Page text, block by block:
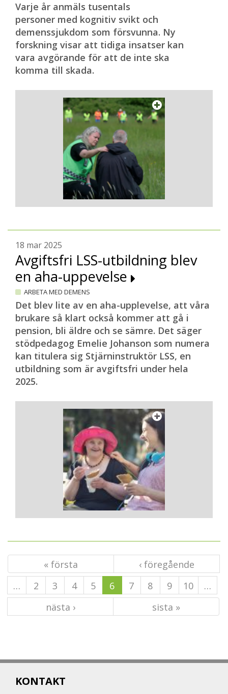
Varje år anmäls tusentals
personer med kognitiv svikt och
demenssjukdom som försvunna. Ny
forskning visar att tidiga insatser kan
vara avgörande för att de inte ska
komma till skada.
18 mar 2025
Avgiftsfri LSS-utbildning blev
en aha-uppevelse
ARBETA MED DEMENS
Det blev lite av en aha-upplevelse, att våra
brukare så klart också kommer att gå i
pension, bli äldre och se sämre. Det säger
stödpedagog Emelie Johanson som numera
kan titulera sig Stjärninstruktör LSS, en
utbildning som är avgiftsfri under hela
2025.
« första
‹ föregående
…
2 3 4 5 6 7 8 9 10
…
nästa ›
sista »
KONTAKT